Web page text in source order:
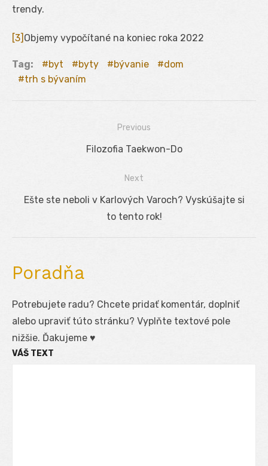
trendy.
[3] Objemy vypočítané na koniec roka 2022
Tag: byt byty bývanie
dom
trh s bývaním
Navigácia
Previous
Previous
Filozofia Taekwon-Do
Next
Next
Ešte ste neboli v Karlových Varoch? Vyskúšajte si
to tento rok!
Poradňa
Potrebujete radu? Chcete pridať komentár, doplniť
alebo upraviť túto stránku? Vyplňte textové pole
nižšie. Ďakujeme ♥
VÁŠ TEXT